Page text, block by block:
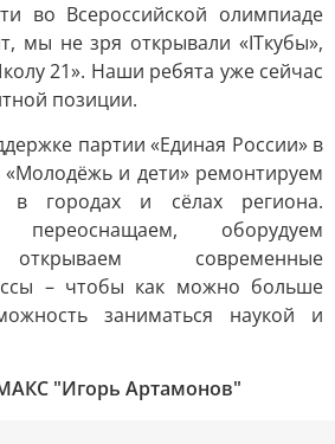
во Всероссийской олимпиаде
мы не зря открывали «ITкубы»,
21». Наши ребята уже сейчас
позиции.
партии «Единая России» в
«Молодёжь и дети» ремонтируем
городах и сёлах региона.
оборудуем
современные
– чтобы как можно больше
заниматься наукой и
"Игорь Артамонов"